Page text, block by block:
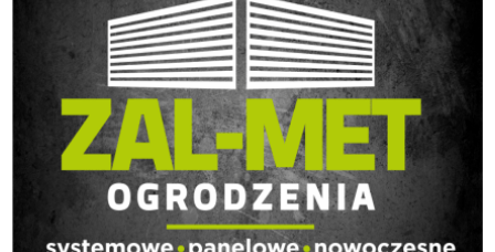
REDAKCJA
REGULAMIN